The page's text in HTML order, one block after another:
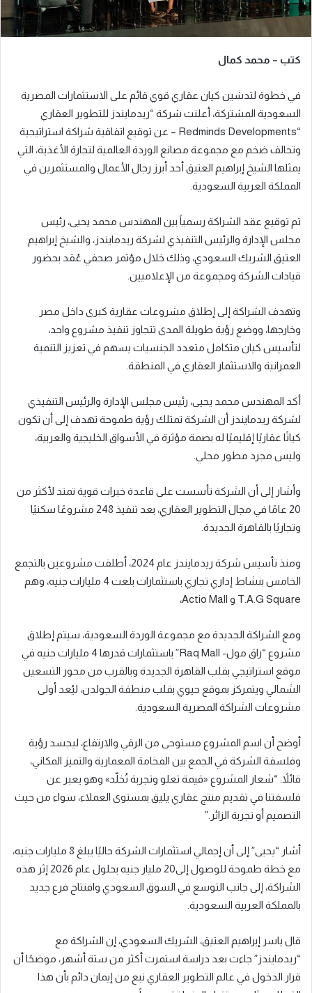
ك
و
ي
ا
كتب – محمد كمال
في خطوة لتدشين كيان عقاري قوي قائم على الاستثمارات المصرية
السعودية المشتركة، أعلنت شركة “ريدمايندز للتطوير العقاري
“Redminds Developments – عن توقيع اتفاقية شراكة استراتيجية
وتحالف ضخم مع مجموعة مصانع الوردة العالمية لتجارة الأغذية، التي
يمثلها الشيخ إبراهيم العتيق أحد أبرز رجال الأعمال والمستثمرين في
المملكة العربية السعودية.
تم توقيع عقد الشراكة رسمياً بين المهندس محمد يحيى، رئيس
مجلس الإدارة والرئيس التنفيذي لشركة ريدمايندز، والشيخ إبراهيم
العتيق الشريك السعودي، وذلك خلال مؤتمر صحفي عُقد بحضور
قيادات الشركة ومجموعة من الإعلاميين.
وتهدف الشراكة إلى إطلاق مشروعات عقارية كبرى داخل مصر
وخارجها، ووضع رؤية طويلة المدى تتجاوز تنفيذ مشروع واحد،
لتأسيس كيان متكامل متعدد الجنسيات يسهم في تعزيز التنمية
العمرانية والاستثمار العقاري في المنطقة.
أكد المهندس محمد يحيى، رئيس مجلس الإدارة والرئيس التنفيذي
لشركة ريدمايندز أن الشركة تمتلك رؤية طموحة تهدف إلى أن تكون
كيانًا عقاريًا إقليميًا له بصمة مؤثرة في الأسواق الخليجية والعربية،
وليس مجرد مطور محلي.
وأشار إلى أن الشركة تأسست على قاعدة خبرات قوية تمتد لأكثر من
20 عامًا في مجال التطوير العقاري، بعد تنفيذ 248 مشروعًا سكنيًا
وتجاريًا بالقاهرة الجديدة.
ومنذ تأسيس شركة ريدمايندز عام 2024، أطلقت مشروعين بالتجمع
الخامس بنشاط إداري تجاري باستثمارات بلغت 4 مليارات جنيه، وهم
T.A.G Square و Actio Mall،
ومع الشراكة الجديدة مع مجموعة الوردة السعودية، سيتم إطلاق
مشروع “راق مول- Raq Mall” باستثمارات قدرها 4 مليارات جنيه في
موقع استراتيجي بقلب القاهرة الجديدة وبالقرب من محور التسعين
الشمالي ويتمركز بموقع حيوي بقلب منطقة الجولدن، ليُعد أولى
مشروعات الشراكة المصرية السعودية.
أوضح أن اسم المشروع مستوحى من الرقي والارتفاع، ليجسد رؤية
وفلسفة الشركة في الجمع بين الفخامة المعمارية والتميز المكاني،
قائلاً: “شعار المشروع «قيمة تعلو وتجربة تُخلّد» وهو يعبر عن
فلسفتنا في تقديم منتج عقاري يليق بمستوى العملاء، سواء من حيث
التصميم أو تجربة الزائر.”
أشار “يحيى” إلى أن إجمالي استثمارات الشركة حاليًا يبلغ 8 مليارات جنيه،
مع خطة طموحة للوصول إلى20 مليار جنيه بحلول عام 2026 إثر هذه
الشراكة، إلى جانب التوسع في السوق السعودي وافتتاح فرع جديد
بالمملكة العربية السعودية.
قال ياسر إبراهيم العتيق، الشريك السعودي، إن الشراكة مع
“ريدمايندز” جاءت بعد دراسة استمرت أكثر من ستة أشهر، موضحًا أن
قرار الدخول في عالم التطوير العقاري نبع من إيمان دائم بأن هذا